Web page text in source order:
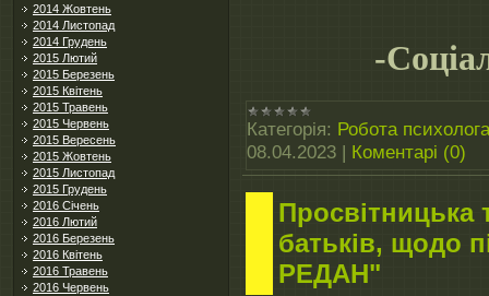
2014 Жовтень
2014 Листопад
2014 Грудень
2015 Лютий
2015 Березень
2015 Квітень
2015 Травень
2015 Червень
2015 Вересень
2015 Жовтень
2015 Листопад
2015 Грудень
2016 Січень
2016 Лютий
2016 Березень
2016 Квітень
2016 Травень
2016 Червень
-
Категорія: Робота психолога
08.04.2023 | Коментарі (0)
Просвітницька
батьків, щодо
РЕДАН"